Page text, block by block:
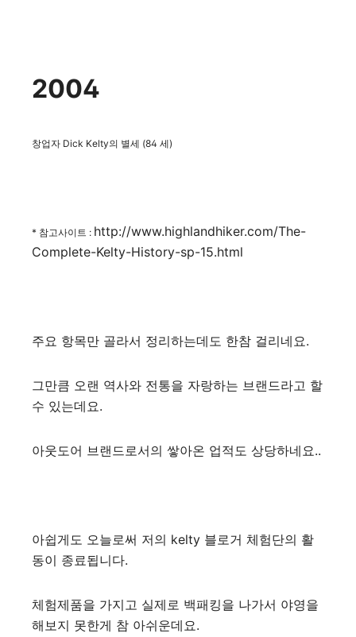
2004
창업자 Dick Kelty의 별세 (84 세)
* 참고사이트 : http://www.highlandhiker.com/The-
Complete-Kelty-History-sp-15.html
주요 항목만 골라서 정리하는데도 한참 걸리네요.
그만큼 오랜 역사와 전통을 자랑하는 브랜드라고 할
수 있는데요.
아웃도어 브랜드로서의 쌓아온 업적도 상당하네요..
아쉽게도 오늘로써 저의 kelty 블로거 체험단의 활
동이 종료됩니다.
체험제품을 가지고 실제로 백패킹을 나가서 야영을
해보지 못한게 참 아쉬운데요.